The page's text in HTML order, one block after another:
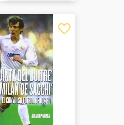
favorite_border